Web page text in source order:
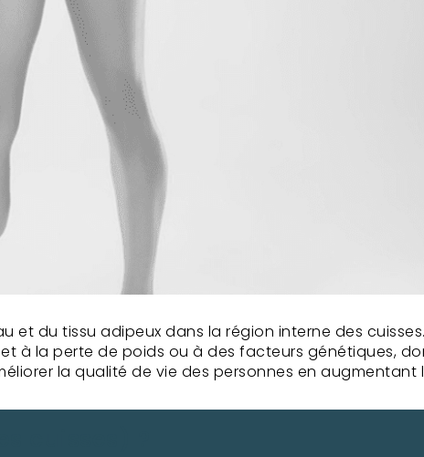
et du tissu adipeux dans la région interne des
à la perte de poids ou à des facteurs génétiques,
la qualité de vie des personnes en augmentant